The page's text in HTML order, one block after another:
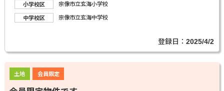
小学校区
宗像市立玄海小学校
中学校区
宗像市立玄海中学校
登録日：2025/4/2
土地 会員限定